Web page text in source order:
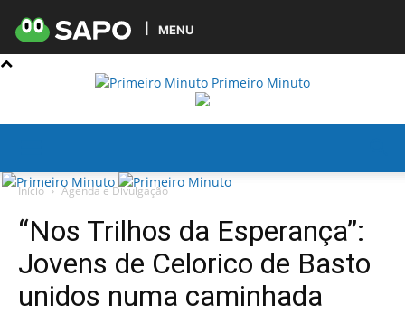
MENU
Primeiro Minuto
Início Agenda e Divulgação
“Nos Trilhos da Esperança”:
Jovens de Celorico de Basto
unidos numa caminhada